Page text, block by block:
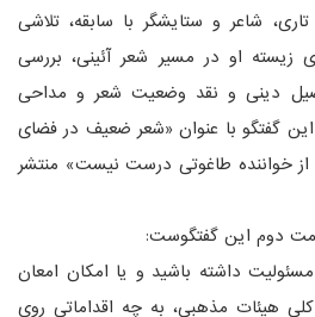
شاعر و ستایشگر با سابقه، تلاشی
زیسته او در مسیر شعر آئینی، بررسی
دینی و نقد وضعیت شعر و مداحی
گفتگو با عنوان «شعر ضعیف در فضای
از خواننده طاغوتی درست نیست» منتشر
دوم این گفتگوست:
داشته باشید و یا امکان امعان
کلی هیئات مذهبی، به چه اقداماتی روی